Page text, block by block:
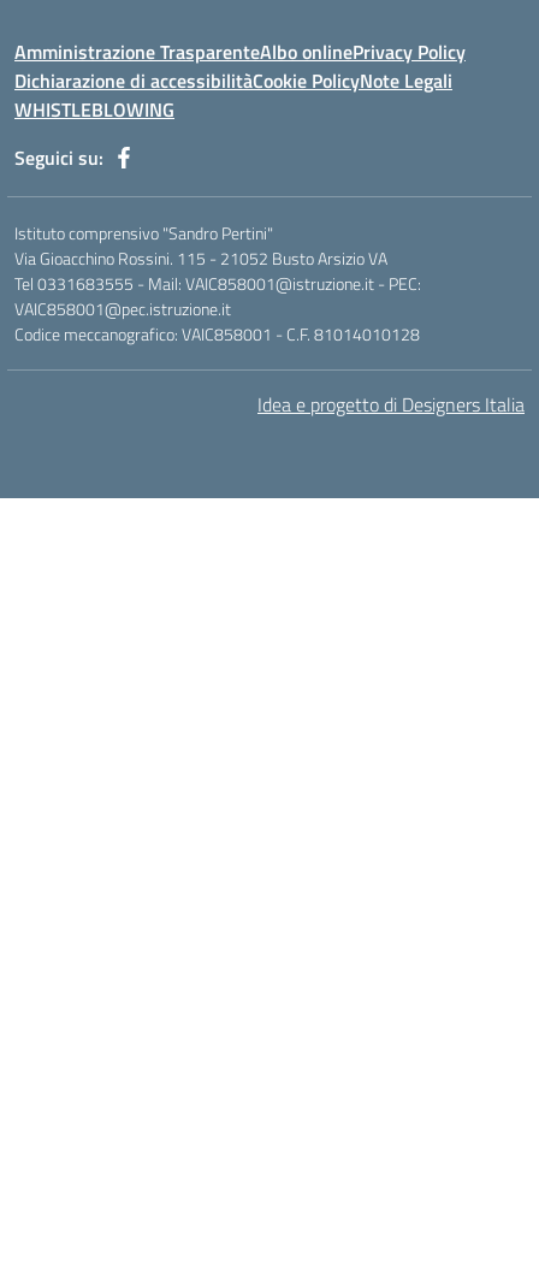
Amministrazione TrasparenteAlbo onlinePrivacy Policy
Dichiarazione di accessibilitàCookie PolicyNote Legali
WHISTLEBLOWING
Seguici su:
Istituto comprensivo "Sandro Pertini"
Via Gioacchino Rossini. 115 - 21052 Busto Arsizio VA
Tel 0331683555 - Mail: VAIC858001@istruzione.it - PEC:
VAIC858001@pec.istruzione.it
Codice meccanografico: VAIC858001 - C.F. 81014010128
Idea e progetto di Designers Italia